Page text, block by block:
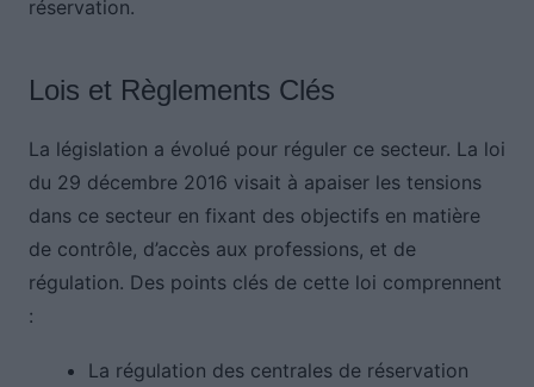
réservation.
Lois et Règlements Clés
La législation a évolué pour réguler ce secteur. La loi
du 29 décembre 2016 visait à apaiser les tensions
dans ce secteur en fixant des objectifs en matière
de contrôle, d’accès aux professions, et de
régulation. Des points clés de cette loi comprennent
:
La régulation des centrales de réservation